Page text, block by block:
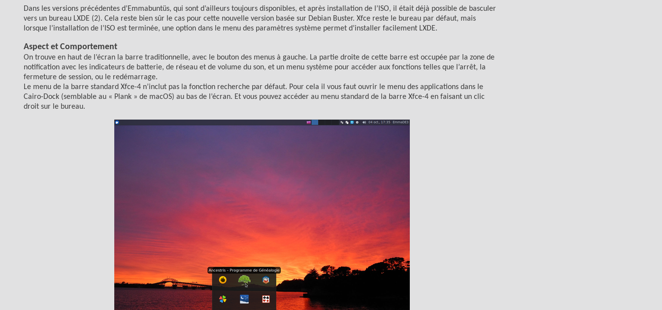
Dans les versions précédentes d’Emmabuntüs, qui sont d’ailleurs toujours disponibles, et après installation de l’ISO, il était déjà possible de basculer
vers un bureau LXDE (2). Cela reste bien sûr le cas pour cette nouvelle version basée sur Debian Buster. Xfce reste le bureau par défaut, mais
lorsque l’installation de l’ISO est terminée, une option dans le menu des paramètres système permet d’installer facilement LXDE.
Aspect et Comportement
On trouve en haut de l’écran la barre traditionnelle, avec le bouton des menus à gauche. La partie droite de cette barre est occupée par la zone de
notification avec les indicateurs de batterie, de réseau et de volume du son, et un menu système pour accéder aux fonctions telles que l’arrêt, la
fermeture de session, ou le redémarrage.
Le menu de la barre standard Xfce-4 n’inclut pas la fonction recherche par défaut. Pour cela il vous faut ouvrir le menu des applications dans le
Cairo-Dock (semblable au « Plank » de macOS) au bas de l’écran. Et vous pouvez accéder au menu standard de la barre Xfce-4 en faisant un clic
droit sur le bureau.